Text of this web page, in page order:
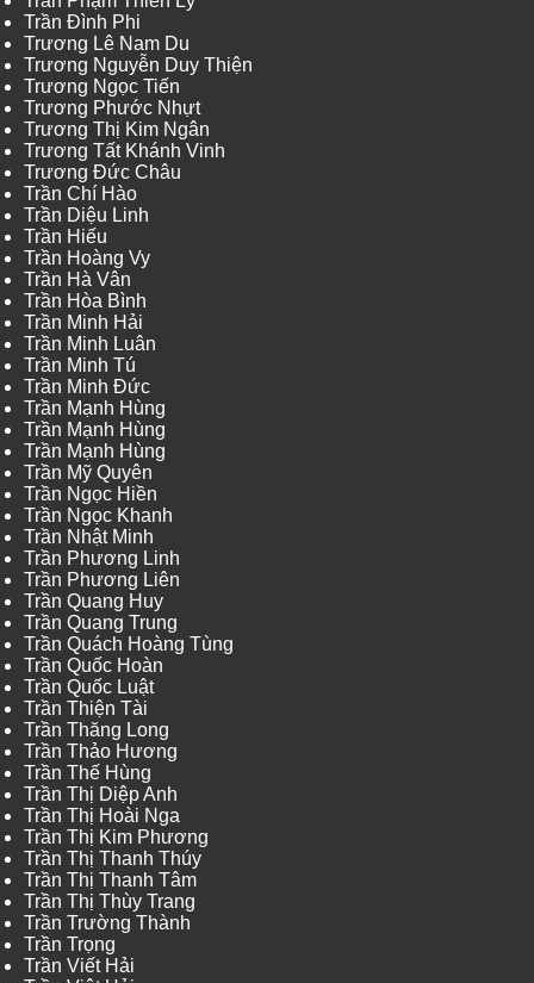
Trần Đình Phi
Trương Lê Nam Du
Trương Nguyễn Duy Thiện
Trương Ngọc Tiến
Trương Phước Nhựt
Trương Thị Kim Ngân
Trương Tất Khánh Vinh
Trương Đức Châu
Trần Chí Hào
Trần Diệu Linh
Trần Hiếu
Trần Hoàng Vy
Trần Hà Vân
Trần Hòa Bình
Trần Minh Hải
Trần Minh Luân
Trần Minh Tú
Trần Minh Đức
Trần Mạnh Hùng
Trần Mạnh Hùng
Trần Mạnh Hùng
Trần Mỹ Quyên
Trần Ngọc Hiền
Trần Ngọc Khanh
Trần Nhật Minh
Trần Phương Linh
Trần Phương Liên
Trần Quang Huy
Trần Quang Trung
Trần Quách Hoàng Tùng
Trần Quốc Hoàn
Trần Quốc Luật
Trần Thiện Tài
Trần Thăng Long
Trần Thảo Hương
Trần Thế Hùng
Trần Thị Diệp Anh
Trần Thị Hoài Nga
Trần Thị Kim Phương
Trần Thị Thanh Thúy
Trần Thị Thanh Tâm
Trần Thị Thùy Trang
Trần Trường Thành
Trần Trọng
Trần Viết Hải